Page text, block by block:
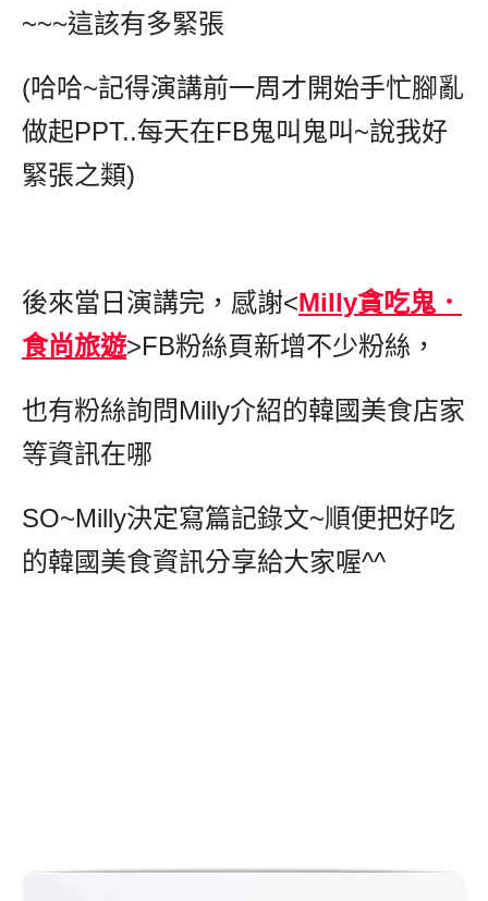
~~~這該有多緊張
(哈哈~記得演講前一周才開始手忙腳亂
做起PPT..每天在FB鬼叫鬼叫~說我好
緊張之類)
後來當日演講完，感謝<Milly貪吃鬼．
食尚旅遊>FB粉絲頁新增不少粉絲，
也有粉絲詢問Milly介紹的韓國美食店家
等資訊在哪
SO~Milly決定寫篇記錄文~順便把好吃
的韓國美食資訊分享給大家喔^^